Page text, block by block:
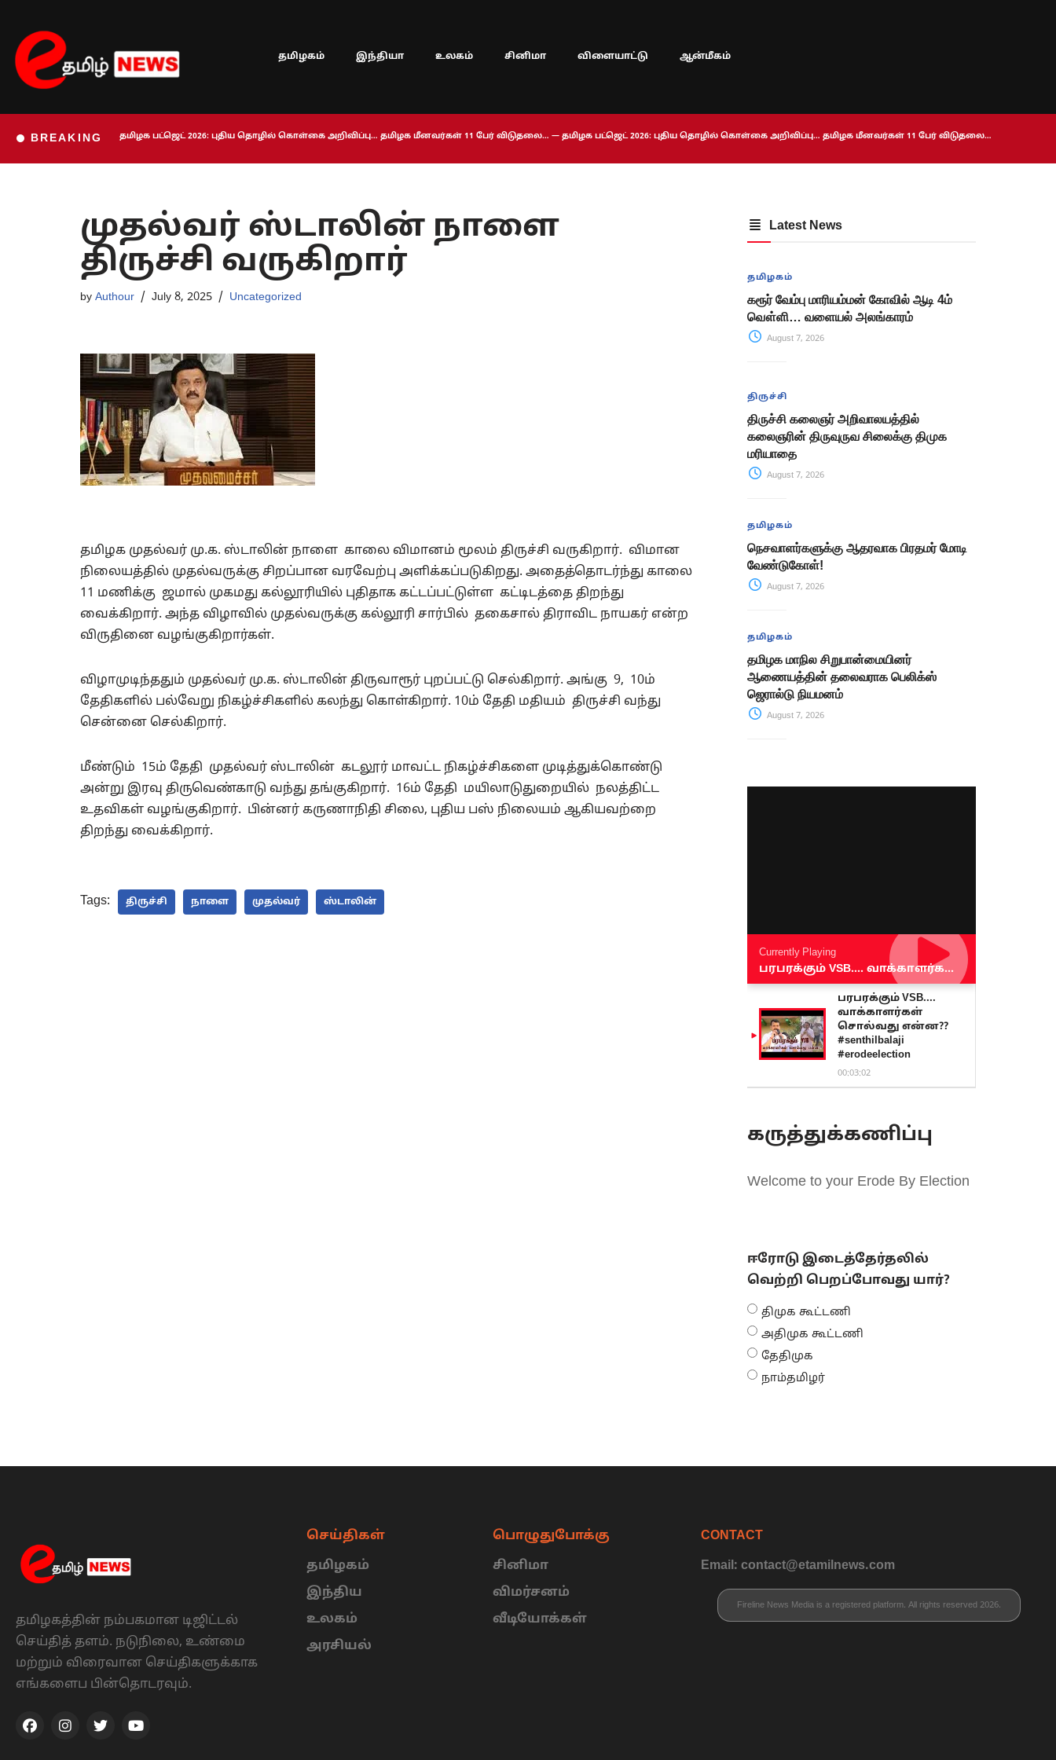
Skip
to
content
தமிழகம் இந்தியா உலகம் சினிமா விளையாட்டு ஆன்மீகம்
BREAKING தமிழக பட்ஜெட் 2026: புதிய தொழில் கொள்கை அறிவிப்பு… தமிழக மீனவர்கள் 11 பேர் விடுதலை… — தமிழக பட்ஜெட் 2026: புதிய தொழில் கொள்கை அறிவிப்பு… தமிழக மீனவர்கள் 11 பேர் விடுதலை…
முதல்வர் ஸ்டாலின் நாளை
திருச்சி வருகிறார்
by Authour July 8, 2025 Uncategorized
தமிழக முதல்வர் மு.க. ஸ்டாலின் நாளை காலை விமானம் மூலம் திருச்சி வருகிறார். விமான
நிலையத்தில் முதல்வருக்கு சிறப்பான வரவேற்பு அளிக்கப்படுகிறது. அதைத்தொடர்ந்து காலை
11 மணிக்கு ஜமால் முகமது கல்லூரியில் புதிதாக கட்டப்பட்டுள்ள கட்டிடத்தை திறந்து
வைக்கிறார். அந்த விழாவில் முதல்வருக்கு கல்லூரி சார்பில் தகைசால் திராவிட நாயகர் என்ற
விருதினை வழங்குகிறார்கள்.
விழாமுடிந்ததும் முதல்வர் மு.க. ஸ்டாலின் திருவாரூர் புறப்பட்டு செல்கிறார். அங்கு 9, 10ம்
தேதிகளில் பல்வேறு நிகழ்ச்சிகளில் கலந்து கொள்கிறார். 10ம் தேதி மதியம் திருச்சி வந்து
சென்னை செல்கிறார்.
மீண்டும் 15ம் தேதி முதல்வர் ஸ்டாலின் கடலூர் மாவட்ட நிகழ்ச்சிகளை முடித்துக்கொண்டு
அன்று இரவு திருவெண்காடு வந்து தங்குகிறார். 16ம் தேதி மயிலாடுதுறையில் நலத்திட்ட
உதவிகள் வழங்குகிறார். பின்னர் கருணாநிதி சிலை, புதிய பஸ் நிலையம் ஆகியவற்றை
திறந்து வைக்கிறார்.
Tags: திருச்சி நாளை முதல்வர் ஸ்டாலின்
Latest News
தமிழகம்
கரூர் வேம்பு மாரியம்மன் கோவில் ஆடி 4ம்
வௌ்ளி… வளையல் அலங்காரம்
August 7, 2026
திருச்சி
திருச்சி கலைஞர் அறிவாலயத்தில்
கலைஞரின் திருவுருவ சிலைக்கு திமுக
மரியாதை
August 7, 2026
தமிழகம்
நெசவாளர்களுக்கு ஆதரவாக பிரதமர் மோடி
வேண்டுகோள்!
August 7, 2026
தமிழகம்
தமிழக மாநில சிறுபான்மையினர்
ஆணையத்தின் தலைவராக பெலிக்ஸ்
ஜெரால்டு நியமனம்
August 7, 2026
Currently Playing
பரபரக்கும் VSB.... வாக்காளர்கள் சொல்வது என்ன?? #senthilbalaji #erodeelection
பரபரக்கும் VSB....
வாக்காளர்கள்
சொல்வது என்ன??
#senthilbalaji
#erodeelection
00:03:02
கருத்துக்கணிப்பு
Welcome to your Erode By Election
ஈரோடு இடைத்தேர்தலில்
வெற்றி பெறப்போவது யார்?
திமுக கூட்டணி
அதிமுக கூட்டணி
தேதிமுக
நாம்தமிழர்
தமிழகத்தின் நம்பகமான டிஜிட்டல்
செய்தித் தளம். நடுநிலை, உண்மை
மற்றும் விரைவான செய்திகளுக்காக
எங்களைப பின்தொடரவும்.
செய்திகள்
தமிழகம்
இந்திய
உலகம்
அரசியல்
பொழுதுபோக்கு
சினிமா
விமர்சனம்
வீடியோக்கள்
CONTACT
Email: contact@etamilnews.com
Fireline News Media is a registered platform. All rights reserved 2026.